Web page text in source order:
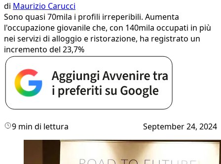
di Maurizio Carucci
Sono quasi 70mila i profili irreperibili. Aumenta
l'occupazione giovanile che, con 140mila occupati in più
nei servizi di alloggio e ristorazione, ha registrato un
incremento del 23,7%
9 min di lettura September 24, 2024